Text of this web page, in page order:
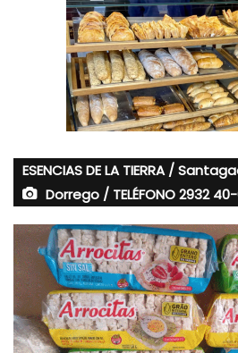
ESENCIAS DE LA TIERRA /
Dorrego / TELÉFONO 2932